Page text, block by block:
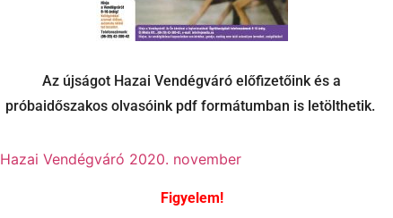
Az újságot Hazai Vendégváró előfizetőink és a
próbaidőszakos olvasóink pdf formátumban is letölthetik.
Hazai Vendégváró 2020. november
Figyelem!